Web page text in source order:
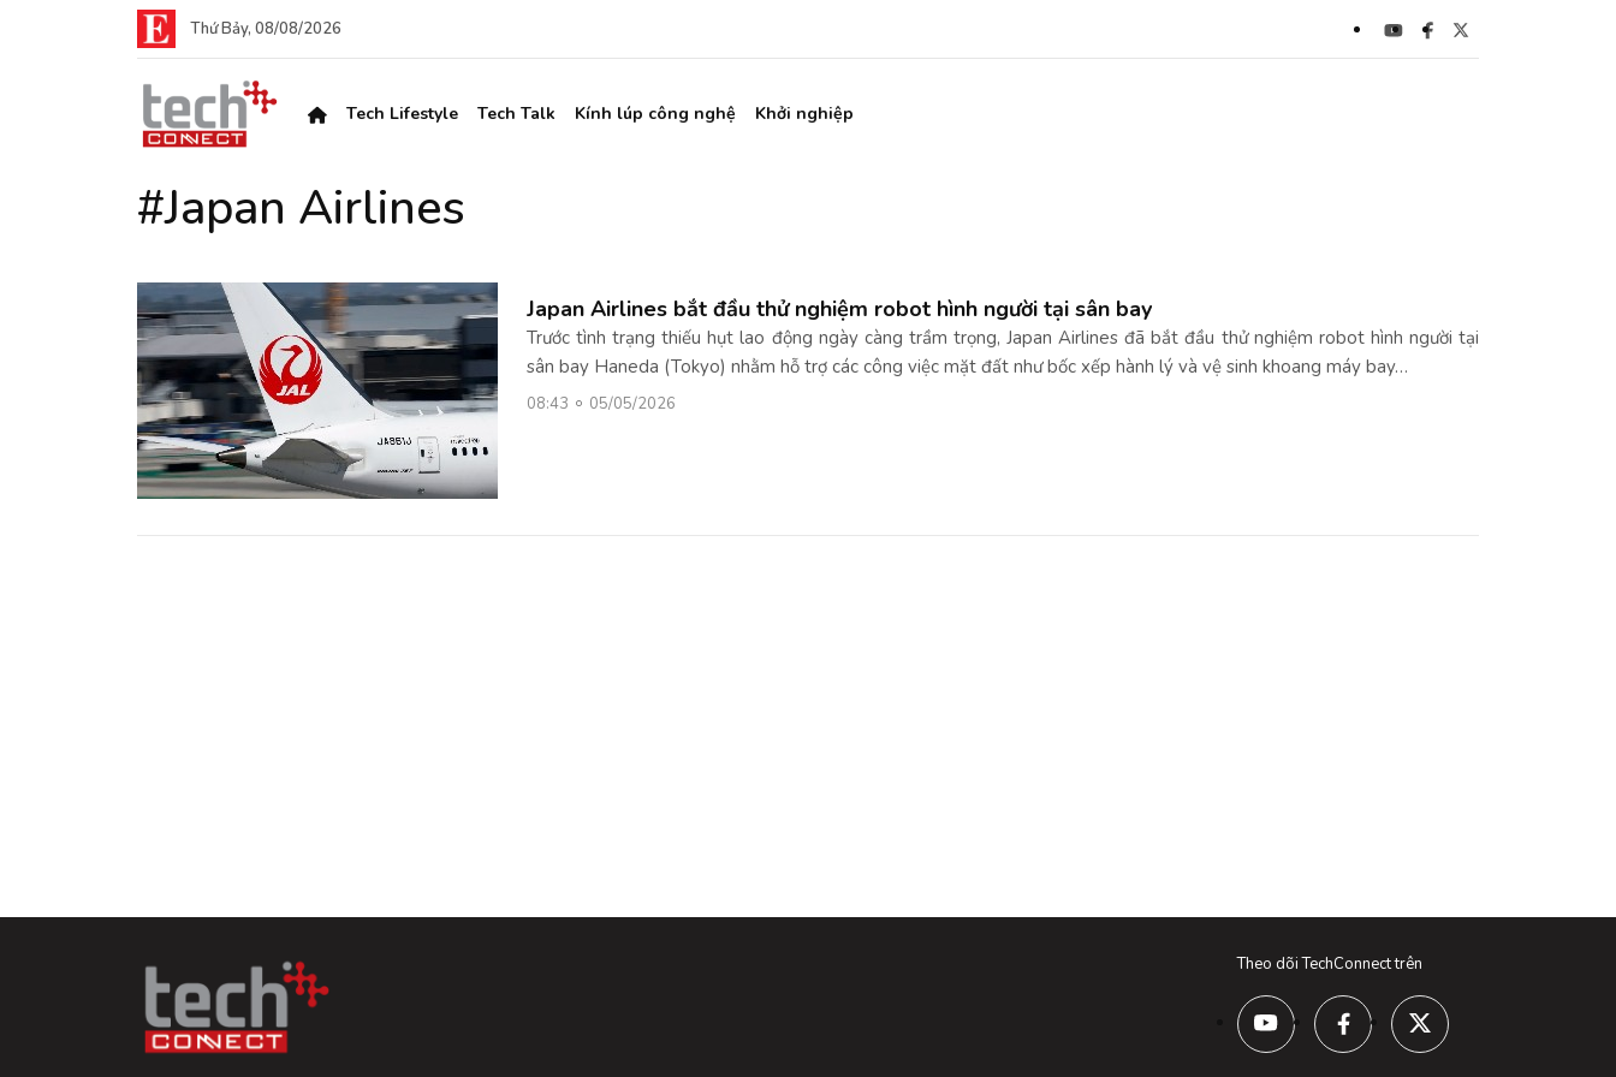
Thứ Bảy, 08/08/2026
Tech Lifestyle Tech Talk Kính lúp công nghệ Khởi nghiệp
#Japan Airlines
Japan Airlines bắt đầu thử nghiệm robot hình người tại sân bay
Trước tình trạng thiếu hụt lao động ngày càng trầm trọng, Japan Airlines đã bắt đầu thử nghiệm robot hình người tại
sân bay Haneda (Tokyo) nhằm hỗ trợ các công việc mặt đất như bốc xếp hành lý và vệ sinh khoang máy bay…
08:43 05/05/2026
Theo dõi TechConnect trên